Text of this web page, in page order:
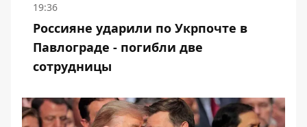
19:36
Россияне ударили по Укрпочте в
Павлограде - погибли две
сотрудницы